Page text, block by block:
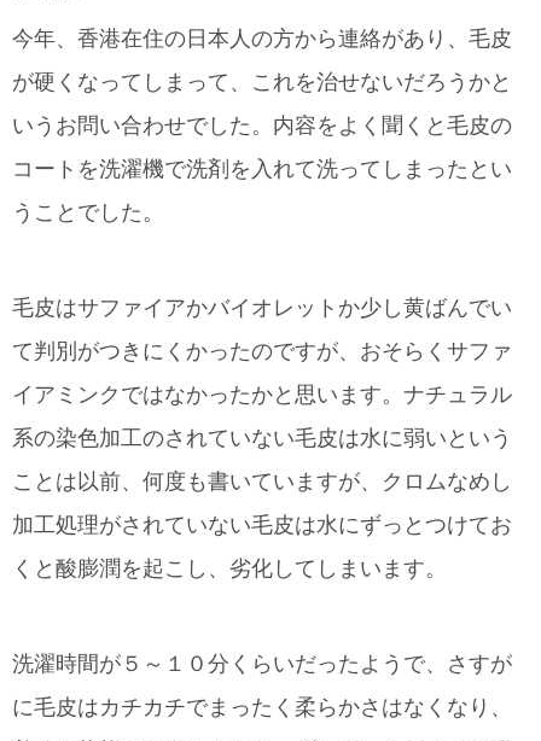
今年、香港在住の日本人の方から連絡があり、毛皮
が硬くなってしまって、これを治せないだろうかと
いうお問い合わせでした。内容をよく聞くと毛皮の
コートを洗濯機で洗剤を入れて洗ってしまったとい
うことでした。
毛皮はサファイアかバイオレットか少し黄ばんでい
て判別がつきにくかったのですが、おそらくサファ
イアミンクではなかったかと思います。ナチュラル
系の染色加工のされていない毛皮は水に弱いという
ことは以前、何度も書いていますが、クロムなめし
加工処理がされていない毛皮は水にずっとつけてお
くと酸膨潤を起こし、劣化してしまいます。
洗濯時間が５～１０分くらいだったようで、さすが
に毛皮はカチカチでまったく柔らかさはなくなり、